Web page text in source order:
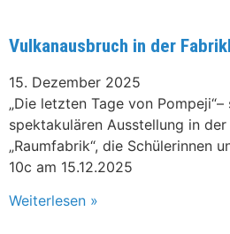
Vulkanausbruch in der
15. Dezember 2025
„Die letzten Tage von
spektakulären Ausstellung in
„Raumfabrik“, die Schülerinnen
10c am 15.12.2025
Weiterlesen »